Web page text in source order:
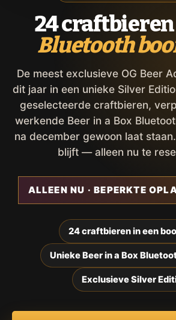
24 craftbieren
Bluetooth
De meest exclusieve OG Beer
dit jaar in een unieke Silver
geselecteerde craftbieren,
werkende Beer in a Box
na december gewoon laat
blijft — alleen nu te
ALLEEN NU · BEPERKTE
24 craftbieren in een
Unieke Beer in a Box
Exclusieve Silver